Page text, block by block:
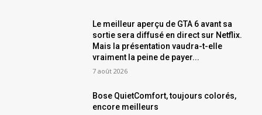
Le meilleur aperçu de GTA 6 avant sa
sortie sera diffusé en direct sur Netflix.
Mais la présentation vaudra-t-elle
vraiment la peine de payer...
7 août 2026
Bose QuietComfort, toujours colorés,
encore meilleurs